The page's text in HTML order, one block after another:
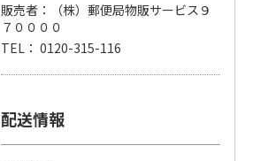
販売者：（株）郵便局物販サービス９
７００００
TEL： 0120-315-116
配送情報